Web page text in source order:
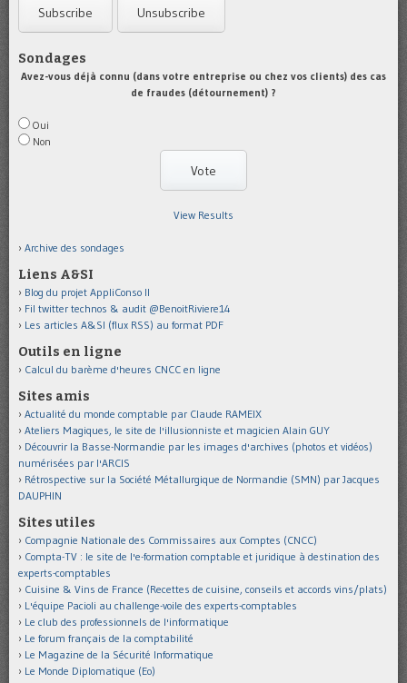
Sondages
Avez-vous déjà connu (dans votre entreprise ou chez vos clients) des cas
de fraudes (détournement) ?
Oui
Non
View Results
Archive des sondages
Liens A&SI
Blog du projet AppliConso II
Fil twitter technos & audit @BenoitRiviere14
Les articles A&SI (flux RSS) au format PDF
Outils en ligne
Calcul du barème d'heures CNCC en ligne
Sites amis
Actualité du monde comptable par Claude RAMEIX
Ateliers Magiques, le site de l'illusionniste et magicien Alain GUY
Découvrir la Basse-Normandie par les images d'archives (photos et vidéos)
numérisées par l'ARCIS
Rétrospective sur la Société Métallurgique de Normandie (SMN) par Jacques
DAUPHIN
Sites utiles
Compagnie Nationale des Commissaires aux Comptes (CNCC)
Compta-TV : le site de l'e-formation comptable et juridique à destination des
experts-comptables
Cuisine & Vins de France (Recettes de cuisine, conseils et accords vins/plats)
L'équipe Pacioli au challenge-voile des experts-comptables
Le club des professionnels de l'informatique
Le forum français de la comptabilité
Le Magazine de la Sécurité Informatique
Le Monde Diplomatique (Eo)